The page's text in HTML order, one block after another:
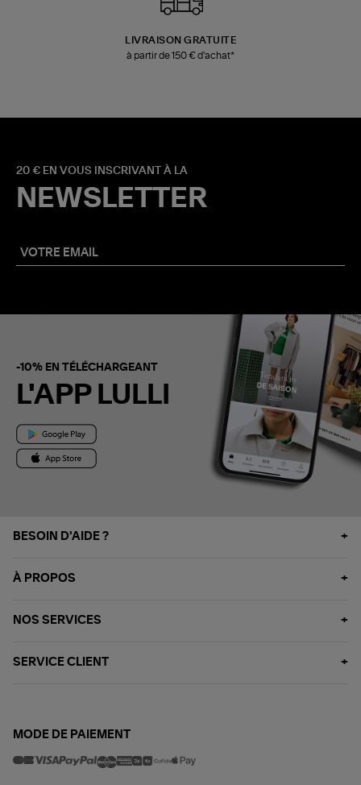
LIVRAISON GRATUITE
à partir de 150 € d'achat*
20 € EN VOUS INSCRIVANT À LA
NEWSLETTER
-10% EN TÉLÉCHARGEANT
L'APP LULLI
BESOIN D'AIDE ?
À PROPOS
NOS SERVICES
SERVICE CLIENT
MODE DE PAIEMENT